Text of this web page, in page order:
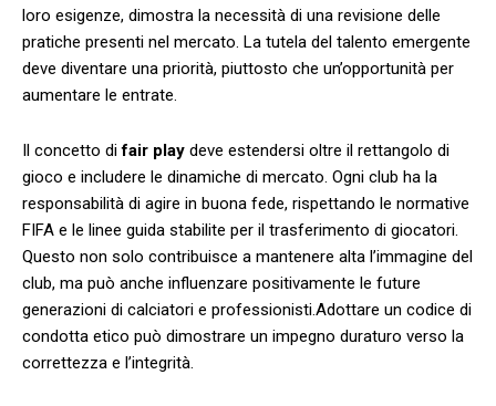
loro esigenze, dimostra la necessità di una revisione delle
pratiche presenti nel mercato. La tutela del talento emergente
deve diventare una priorità, piuttosto che un’opportunità per
aumentare le‍ entrate.
Il concetto difair ‍play ⁣deve⁣ estendersi oltre il ⁢rettangolo di⁢
gioco e includere le dinamiche di mercato. Ogni club ha​ la
responsabilità di agire in buona fede, rispettando le normative
FIFA e le linee guida stabilite‍ per il trasferimento di giocatori.
Questo non solo contribuisce a mantenere alta l’immagine⁣ del
club, ma può ⁣anche influenzare positivamente le future
generazioni​ di calciatori e ‍professionisti.Adottare un codice di
condotta etico può dimostrare un​ impegno​ duraturo verso la
correttezza e l’integrità.